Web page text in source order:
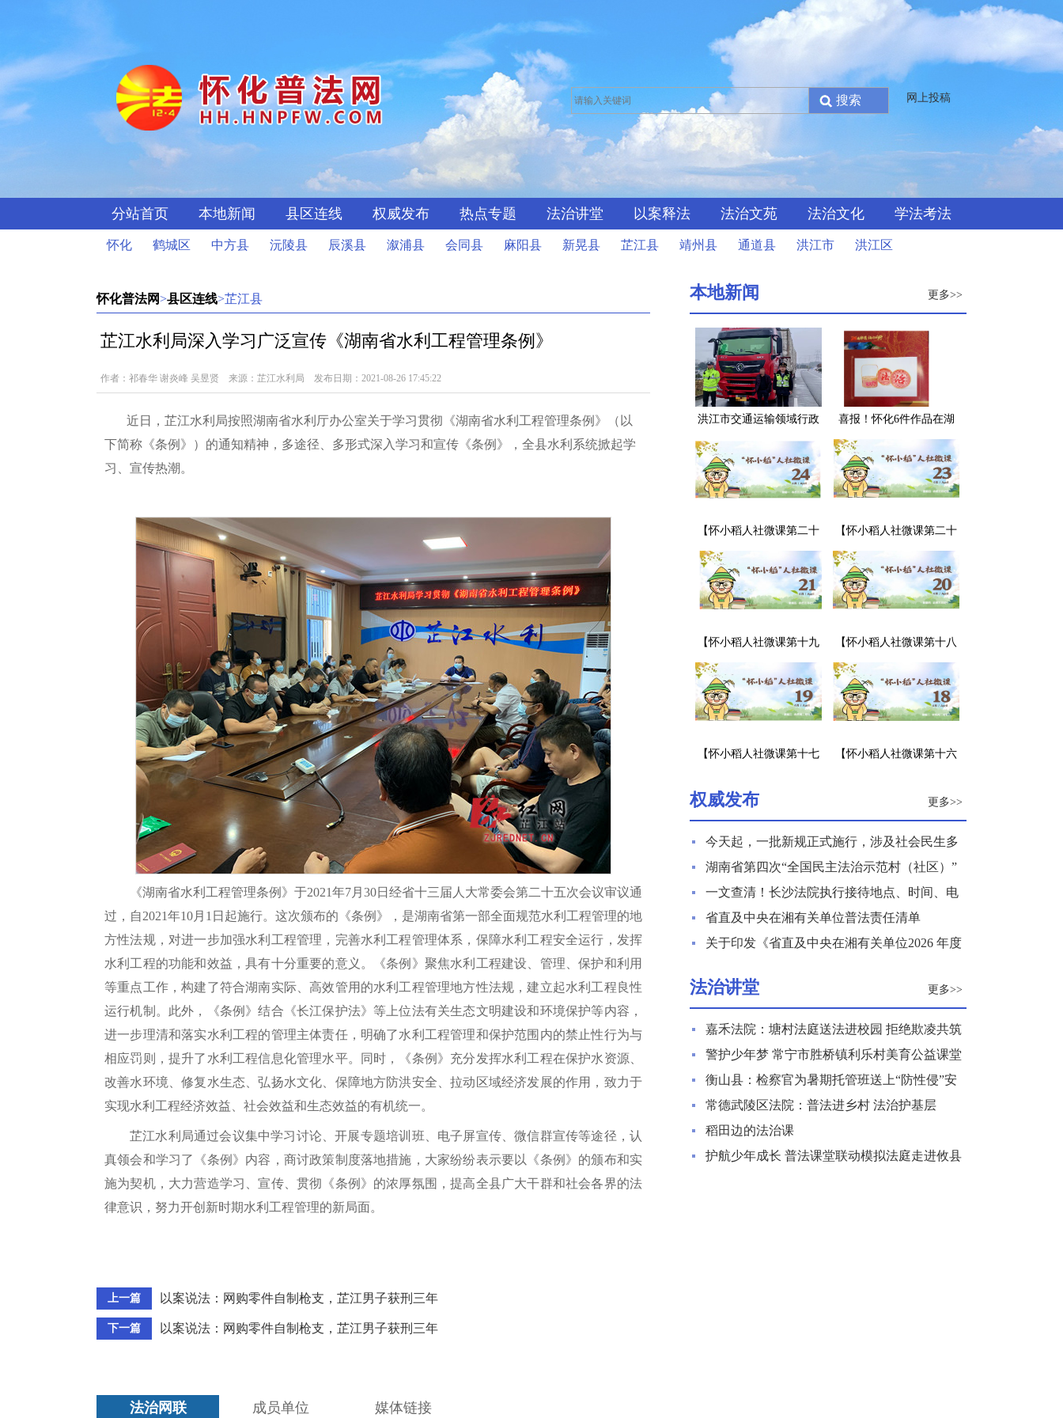
网上投稿
分站首页 本地新闻 县区连线 权威发布 热点专题 法治讲堂 以案释法 法治文苑 法治文化 学法考法
怀化 鹤城区 中方县 沅陵县 辰溪县 溆浦县 会同县 麻阳县 新晃县 芷江县 靖州县 通道县 洪江市 洪江区
怀化普法网>县区连线>芷江县
芷江水利局深入学习广泛宣传《湖南省水利工程管理条例》
作者：祁春华 谢炎峰 吴昱贤 来源：芷江水利局 发布日期：2021-08-26 17:45:22
近日，芷江水利局按照湖南省水利厅办公室关于学习贯彻《湖南省水利工程管理条例》（以
下简称《条例》）的通知精神，多途径、多形式深入学习和宣传《条例》，全县水利系统掀起学
习、宣传热潮。
《湖南省水利工程管理条例》于2021年7月30日经省十三届人大常委会第二十五次会议审议通
过，自2021年10月1日起施行。这次颁布的《条例》，是湖南省第一部全面规范水利工程管理的地
方性法规，对进一步加强水利工程管理，完善水利工程管理体系，保障水利工程安全运行，发挥
水利工程的功能和效益，具有十分重要的意义。《条例》聚焦水利工程建设、管理、保护和利用
等重点工作，构建了符合湖南实际、高效管用的水利工程管理地方性法规，建立起水利工程良性
运行机制。此外，《条例》结合《长江保护法》等上位法有关生态文明建设和环境保护等内容，
进一步理清和落实水利工程的管理主体责任，明确了水利工程管理和保护范围内的禁止性行为与
相应罚则，提升了水利工程信息化管理水平。同时，《条例》充分发挥水利工程在保护水资源、
改善水环境、修复水生态、弘扬水文化、保障地方防洪安全、拉动区域经济发展的作用，致力于
实现水利工程经济效益、社会效益和生态效益的有机统一。
芷江水利局通过会议集中学习讨论、开展专题培训班、电子屏宣传、微信群宣传等途径，认
真领会和学习了《条例》内容，商讨政策制度落地措施，大家纷纷表示要以《条例》的颁布和实
施为契机，大力营造学习、宣传、贯彻《条例》的浓厚氛围，提高全县广大干群和社会各界的法
律意识，努力开创新时期水利工程管理的新局面。
上一篇 以案说法：网购零件自制枪支，芷江男子获刑三年
下一篇 以案说法：网购零件自制枪支，芷江男子获刑三年
本地新闻 更多>>
洪江市交通运输领域行政
喜报！怀化6件作品在湖
南省评选中获奖，怀化市
司法局荣获“优秀组织奖”
【怀小稻人社微课第二十
一期】用人单位可以强行
调换劳动者的工作岗位
【怀小稻人社微课第二十
期】用人单位不交付劳动
合同怎么办？
【怀小稻人社微课第十九
期】劳动合同中“发生伤亡
事故概不负责”的条款有效
【怀小稻人社微课第十八
期】劳动合同到期没续签
该如何处理？
【怀小稻人社微课第十七
同怎么办？
【怀小稻人社微课第十六
权威发布 更多>>
今天起，一批新规正式施行，涉及社会民生多
个领域
湖南省第四次“全国民主法治示范村（社区）”
复核结果公示
一文查清！长沙法院执行接待地点、时间、电
话来了
省直及中央在湘有关单位普法责任清单
关于印发《省直及中央在湘有关单位2026 年度
法治讲堂 更多>>
嘉禾法院：塘村法庭送法进校园 拒绝欺凌共筑
和谐校园
警护少年梦 常宁市胜桥镇利乐村美育公益课堂
再度开课
衡山县：检察官为暑期托管班送上“防性侵”安
全课
常德武陵区法院：普法进乡村 法治护基层
稻田边的法治课
护航少年成长 普法课堂联动模拟法庭走进攸县
法治网联 成员单位 媒体链接